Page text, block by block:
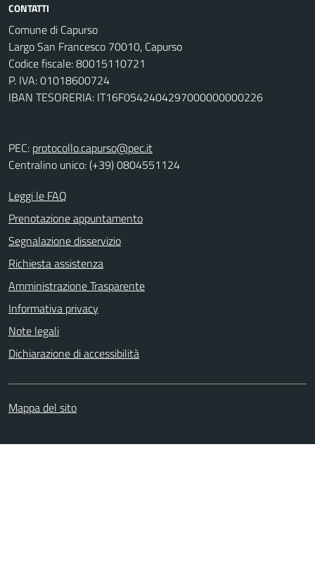
CONTATTI
Comune di Capurso
Largo San Francesco 70010, Capurso
Codice fiscale: 80015110721
P. IVA: 01018600724
IBAN TESORERIA: IT16F0542404297000000000226
PEC: protocollo.capurso@pec.it
Centralino unico: (+39) 0804551124
Leggi le FAQ
Prenotazione appuntamento
Segnalazione disservizio
Richiesta assistenza
Amministrazione Trasparente
Informativa privacy
Note legali
Dichiarazione di accessibilità
Mappa del sito